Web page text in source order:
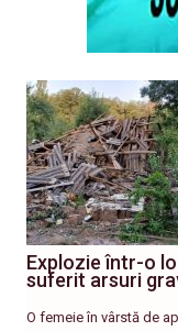
Explozie într-o
suferit arsuri
O femeie în vârstă de